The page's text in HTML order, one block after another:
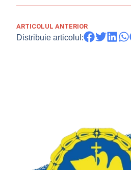
ARTICOLUL ANTERIOR
Distribuie articolul: